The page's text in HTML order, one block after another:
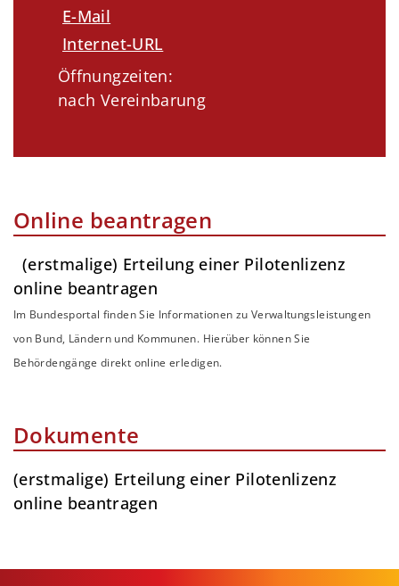
E-Mail
Internet-URL
Öffnungzeiten:
nach Vereinbarung
Online beantragen
(erstmalige) Erteilung einer Pilotenlizenz
online beantragen
Im Bundesportal finden Sie Informationen zu Verwaltungsleistungen
von Bund, Ländern und Kommunen. Hierüber können Sie
Behördengänge direkt online erledigen.
Dokumente
(erstmalige) Erteilung einer Pilotenlizenz
online beantragen